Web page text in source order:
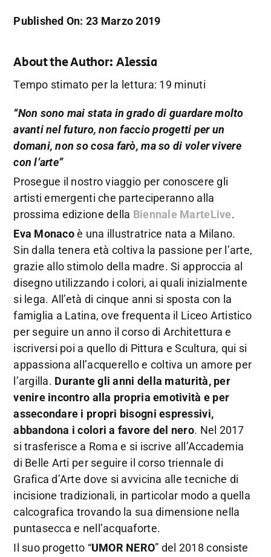
Published On: 23 Marzo 2019
About the Author: Alessia
Tempo stimato per la lettura: 19 minuti
“Non sono mai stata in grado di guardare molto
avanti nel futuro, non faccio progetti per un
domani, non so cosa farò, ma so di voler vivere
con l’arte”
Prosegue il nostro viaggio per conoscere gli
artisti emergenti che parteciperanno alla
prossima edizione della Biennale MarteLive.
Eva Monacoè una illustratrice nata a Milano.
Sin dalla tenera età coltiva la passione per l’arte,
grazie allo stimolo della madre. Si approccia al
disegno utilizzando i colori, ai quali inizialmente
si lega. All’età di cinque anni si sposta con la
famiglia a Latina, ove frequenta il Liceo Artistico
per seguire un anno il corso di Architettura e
iscriversi poi a quello di Pittura e Scultura, qui si
appassiona all’acquerello e coltiva un amore per
l’argilla. Durante gli anni della maturità, per
venire incontro alla propria emotività e per
assecondare i propri bisogni espressivi,
abbandona i colori a favore del nero. Nel 2017
si trasferisce a Roma e si iscrive all’Accademia
di Belle Arti per seguire il corso triennale di
Grafica d’Arte dove si avvicina alle tecniche di
incisione tradizionali, in particolar modo a quella
calcografica trovando la sua dimensione nella
puntasecca e nell’acquaforte.
Il suo progetto “UMOR NERO” del 2018 consiste